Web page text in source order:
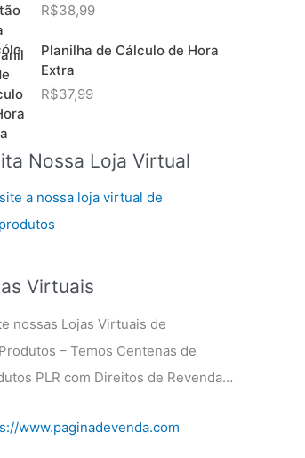
R$38,99
Planilha de Cálculo de Hora
Extra
R$37,99
Nossa Loja Virtual
Virtuais
nossas Lojas Virtuais de
– Temos Centenas de
PLR com Direitos de Revenda…
www.paginadevenda.com